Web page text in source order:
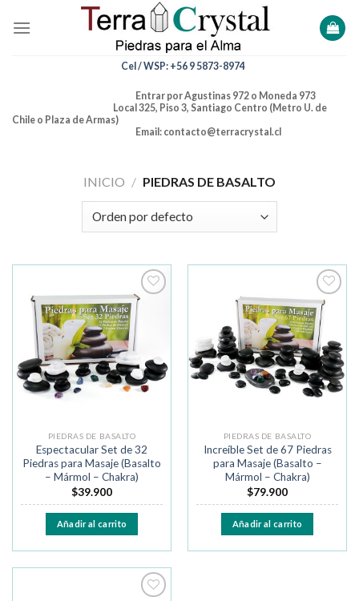
Cel / WSP: +56 9 5873-8974
Entrar por Agustinas 972 o Moneda 973
Local 325, Piso 3, Santiago Centro (Metro U. de
Chile o Plaza de Armas)
Email: contacto@terracrystal.cl
INICIO / PIEDRAS DE BASALTO
Añadir
lista de
deseos
PIEDRAS DE BASALTO
Espectacular Set de 32
Piedras para Masaje (Basalto
– Mármol – Chakra)
$39.900
Añadir al carrito
Añadir
a la
lista de
deseos
PIEDRAS DE BASALTO
Increíble Set de 67 Piedras
para Masaje (Basalto –
Mármol – Chakra)
$79.900
Añadir al carrito